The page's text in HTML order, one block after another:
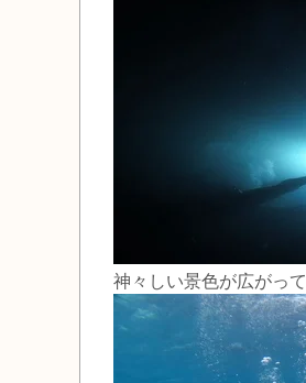
神々しい景色が広がっ